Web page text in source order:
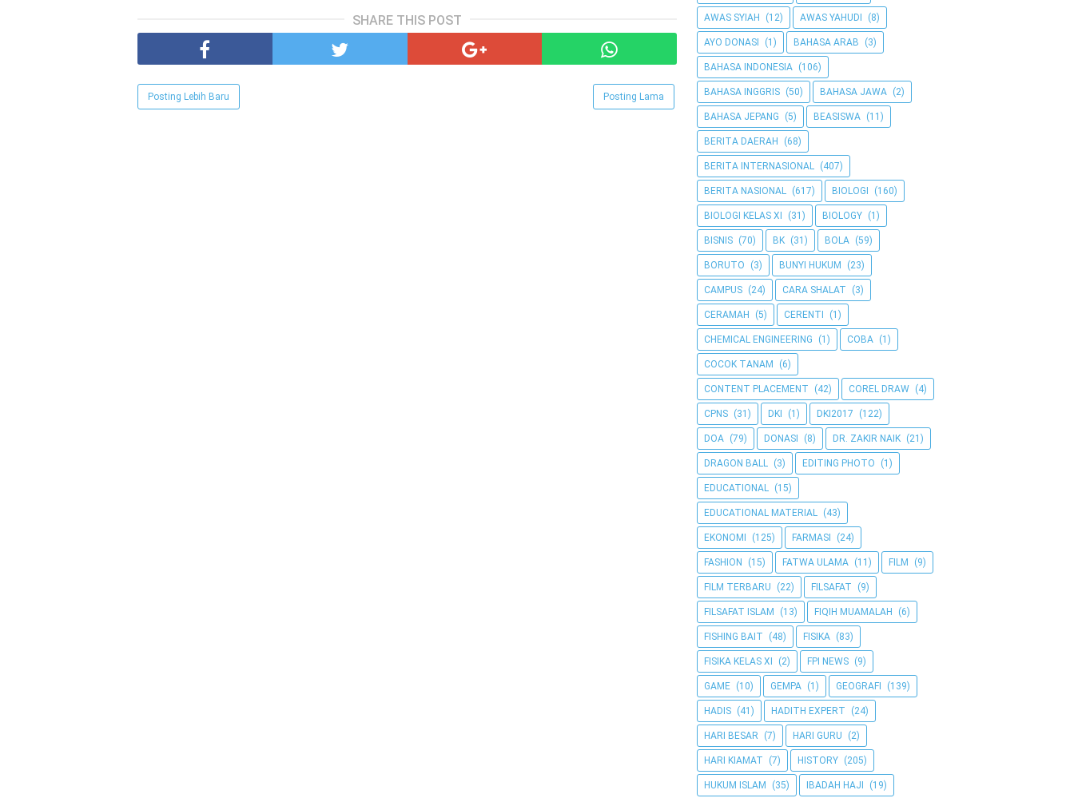
SHARE THIS POST
Posting Lebih Baru Posting Lama
AWAS SYIAH (12) AWAS YAHUDI (8)
AYO DONASI (1) BAHASA ARAB (3)
BAHASA INDONESIA (106)
BAHASA INGGRIS (50) BAHASA JAWA (2)
BAHASA JEPANG (5) BEASISWA (11)
BERITA DAERAH (68)
BERITA INTERNASIONAL (407)
BERITA NASIONAL (617) BIOLOGI (160)
BIOLOGI KELAS XI (31) BIOLOGY (1)
BISNIS (70) BK (31) BOLA (59)
BORUTO (3) BUNYI HUKUM (23)
CAMPUS (24) CARA SHALAT (3)
CERAMAH (5) CERENTI (1)
CHEMICAL ENGINEERING (1) COBA (1)
COCOK TANAM (6)
CONTENT PLACEMENT (42) COREL DRAW (4)
CPNS (31) DKI (1) DKI2017 (122)
DOA (79) DONASI (8) DR. ZAKIR NAIK (21)
DRAGON BALL (3) EDITING PHOTO (1)
EDUCATIONAL (15)
EDUCATIONAL MATERIAL (43)
EKONOMI (125) FARMASI (24)
FASHION (15) FATWA ULAMA (11) FILM (9)
FILM TERBARU (22) FILSAFAT (9)
FILSAFAT ISLAM (13) FIQIH MUAMALAH (6)
FISHING BAIT (48) FISIKA (83)
FISIKA KELAS XI (2) FPI NEWS (9)
GAME (10) GEMPA (1) GEOGRAFI (139)
HADIS (41) HADITH EXPERT (24)
HARI BESAR (7) HARI GURU (2)
HARI KIAMAT (7) HISTORY (205)
HUKUM ISLAM (35) IBADAH HAJI (19)